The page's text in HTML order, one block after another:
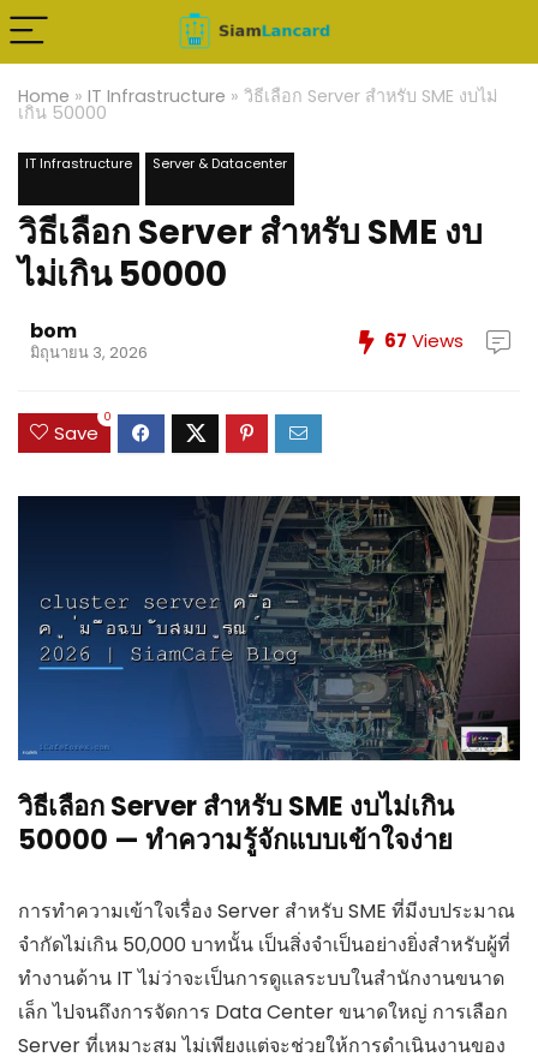
Home » IT Infrastructure » วิธีเลือก Server สำหรับ SME งบไม่
เกิน 50000
IT Infrastructure Server & Datacenter
วิธีเลือก Server สำหรับ SME งบ
ไม่เกิน 50000
bom
มิถุนายน 3, 2026 67 Views
Save
0
วิธีเลือก Server สำหรับ SME งบไม่เกิน
50000 — ทำความรู้จักแบบเข้าใจง่าย
การทำความเข้าใจเรื่อง Server สำหรับ SME ที่มีงบประมาณ
จำกัดไม่เกิน 50,000 บาทนั้น เป็นสิ่งจำเป็นอย่างยิ่งสำหรับผู้ที่
ทำงานด้าน IT ไม่ว่าจะเป็นการดูแลระบบในสำนักงานขนาด
เล็ก ไปจนถึงการจัดการ Data Center ขนาดใหญ่ การเลือก
Server ที่เหมาะสม ไม่เพียงแต่จะช่วยให้การดำเนินงานของ